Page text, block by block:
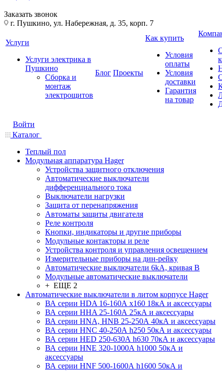
Заказать звонок
г. Пушкино, ул. Набережная, д. 35, корп. 7
Услуги
Услуги электрика в
Пушкино
Сборка и
монтаж
электрощитов
Блог Проекты
Как купить
Условия
оплаты
Условия
доставки
Гарантия
на товар
Войти
Каталог
Теплый пол
Модульная аппаратура Hager
Устройства защитного отключения
Автоматические выключатели
дифференциального тока
Выключатели нагрузки
Защита от перенапряжения
Автоматы защиты двигателя
Реле контроля
Кнопки, индикаторы и другие приборы
Модульные контакторы и реле
Устройства контроля и управления освещением
Измерительные приборы на дин-рейку
Автоматические выключатели 6kA, кривая В
Модульные автоматические выключатели
+ ЕЩЕ 2
Автоматические выключатели в литом корпусе Hager
ВА серии HDA 16-160А x160 18кА и аксессуары
ВА серии HHA 25-160А 25кА и аксессуары
ВА серии HNA, HNB 25-250А 40кА и аксессуары
ВА серии HNC 40-250А h250 50кА и аксессуары
ВА серии HED 250-630А h630 70кА и аксессуары
ВА серии HNE 320-1000А h1000 50кА и
аксессуары
ВА серии HNF 500-1600А h1600 50кА и